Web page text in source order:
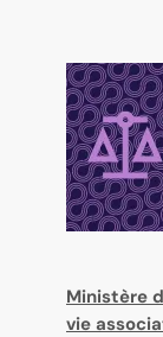
Ministère
vie